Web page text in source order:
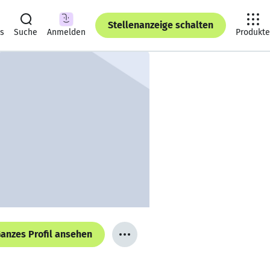
Suche Anmelden
Stellenanzeige schalten
Produkte
Profil ansehen